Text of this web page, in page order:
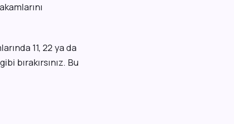
11, 22 ya da
bırakırsınız. Bu